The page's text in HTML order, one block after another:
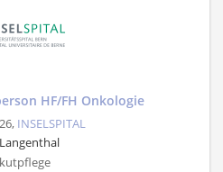
HF/FH Onkologie
INSELSPITAL
Langenthal